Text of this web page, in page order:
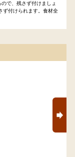
で、残さず付けましょ
ず付けられます。食材全